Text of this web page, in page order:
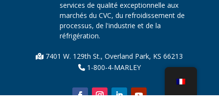
services de qualité exceptionnelle aux
marchés du CVC, du refroidissement de
processus, de l'industrie et de la
réfrigération.
7401 W. 129th St., Overland Park, KS 66213
1-800-4-MARLEY